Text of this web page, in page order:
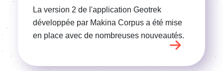
La version 2 de l'application Geotrek
développée par Makina Corpus a été mise
en place avec de nombreuses nouveautés.